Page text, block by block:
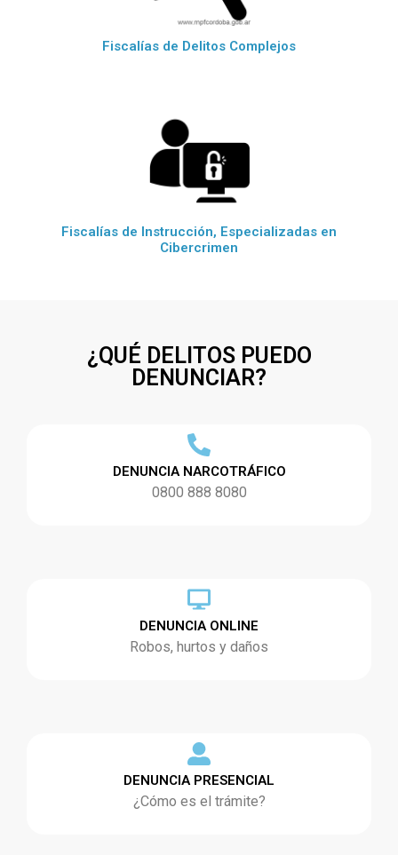
Fiscalías de Delitos Complejos
Fiscalías de Instrucción, Especializadas en
Cibercrimen
¿QUÉ DELITOS PUEDO
DENUNCIAR?
DENUNCIA NARCOTRÁFICO
0800 888 8080
DENUNCIA ONLINE
Robos, hurtos y daños
DENUNCIA PRESENCIAL
¿Cómo es el trámite?